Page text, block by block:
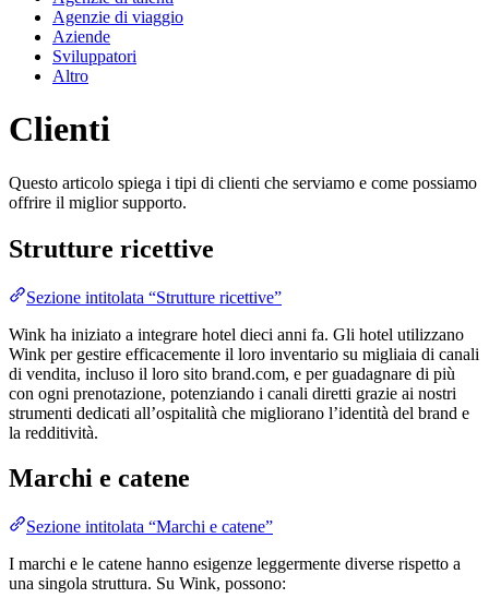
Agenzie di viaggio
Aziende
Sviluppatori
Altro
Clienti
Questo articolo spiega i tipi di clienti che serviamo e come possiamo
offrire il miglior supporto.
Strutture ricettive
Sezione intitolata “Strutture ricettive”
Wink ha iniziato a integrare hotel dieci anni fa. Gli hotel utilizzano
Wink per gestire efficacemente il loro inventario su migliaia di canali
di vendita, incluso il loro sito brand.com, e per guadagnare di più
con ogni prenotazione, potenziando i canali diretti grazie ai nostri
strumenti dedicati all’ospitalità che migliorano l’identità del brand e
la redditività​.
Marchi e catene
Sezione intitolata “Marchi e catene”
I marchi e le catene hanno esigenze leggermente diverse rispetto a
una singola struttura. Su Wink, possono: